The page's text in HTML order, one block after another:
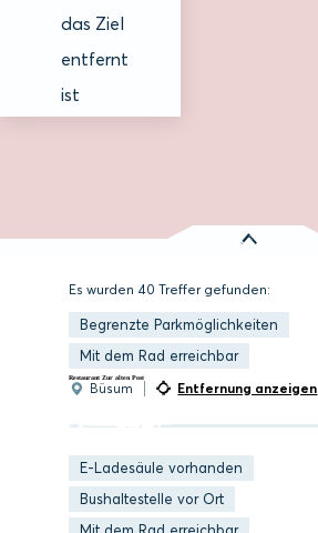
das Ziel
entfernt
ist
Es wurden 40 Treffergefunden:
Begrenzte Parkmöglichkeiten
Mit dem Rad erreichbar
Restaurant Zur alten Post
Büsum Entfernung anzeigen
E-Ladesäule vorhanden
Bushaltestelle vor Ort